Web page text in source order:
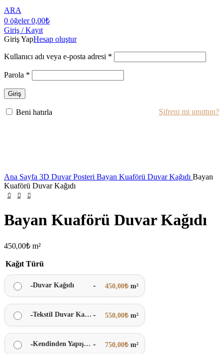
ARA
0 öğeler 0,00₺
Giriş / Kayıt
Giriş YapHesap oluştur
Kullanıcı adı veya e-posta adresi *
Parola *
Giriş
Şifreni mi unuttun?
Beni hatırla
Ana Sayfa 3D Duvar Posteri Bayan Kuaförü Duvar Kağıdı Bayan
Kuaförü Duvar Kağıdı
Bayan Kuaförü Duvar Kağıdı
450,00₺ m²
Kağıt Türü
-Duvar Kağıdı - 450,00₺ m²
- Tekstil Duvar Kağıdı - 550,00₺ m²
- Kendinden Yapışkanlı - 750,00₺ m²